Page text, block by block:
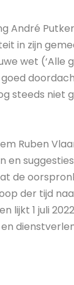
André
in zijn
wet (‘Alle
steeds niet
Ruben
suggesties
de
der tijd
lijkt 1 juli